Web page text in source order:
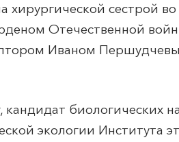
сестрой
Отечественной
Иваном
биологических
экологии Института